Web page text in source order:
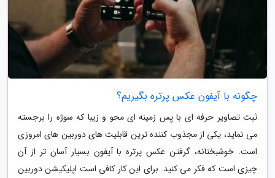
چگونه با آیفون عکس پرتره بگیریم؟
ثبت تصاویر حرفه ای با پس زمینه ای محو و زیبا که سوژه را برجسته
می نماید، یکی از مجذوب کننده ترین قابلیت های دوربین های امروزی
است. خوشبختانه، گرفتن عکس پرتره با آیفون بسیار آسان تر از آن
چیزی است که فکر می کنید. برای این کار کافی است اپلیکیشن دوربین